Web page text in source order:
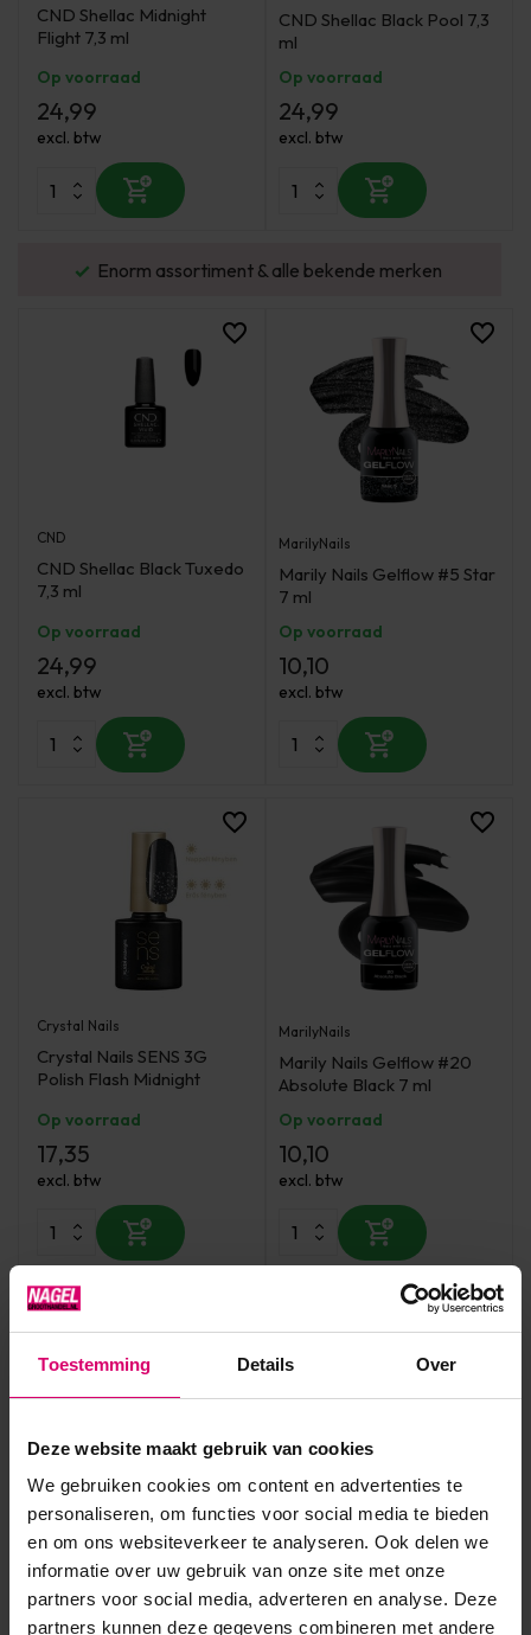
Toestemming Details Over
Deze website maakt gebruik van cookies
We gebruiken cookies om content en advertenties te
personaliseren, om functies voor social media te bieden
en om ons websiteverkeer te analyseren. Ook delen we
informatie over uw gebruik van onze site met onze
partners voor social media, adverteren en analyse. Deze
partners kunnen deze gegevens combineren met andere
CND Shellac Midnight
Flight 7,3 ml
Op voorraad
24,99
excl. btw
CND Shellac Black Pool 7,3
ml
Op voorraad
24,99
excl. btw
Enorm assortiment & alle bekende merken
CND
CND Shellac Black Tuxedo
7,3 ml
Op voorraad
24,99
excl. btw
MarilyNails
Marily Nails Gelflow #5 Star
7 ml
Op voorraad
10,10
excl. btw
Crystal Nails
Crystal Nails SENS 3G
Polish Flash Midnight
Op voorraad
17,35
excl. btw
MarilyNails
Marily Nails Gelflow #20
Absolute Black 7 ml
Op voorraad
10,10
excl. btw
Florence Nails
Florence Nails Gelpolish
Black Bastard 100.124.231
TPO/HEMA vrij
Op voorraad
Crystal Nails
Crystal Nails 3 step
Crystalac 3S50 8 ml
TPO/HEMA vrij
Op voorraad